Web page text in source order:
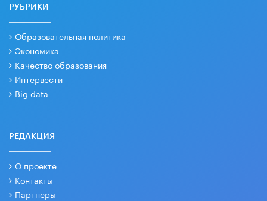
РУБРИКИ
Образовательная политика
Экономика
Качество образования
Интервести
Big data
РЕДАКЦИЯ
О проекте
Контакты
Партнеры